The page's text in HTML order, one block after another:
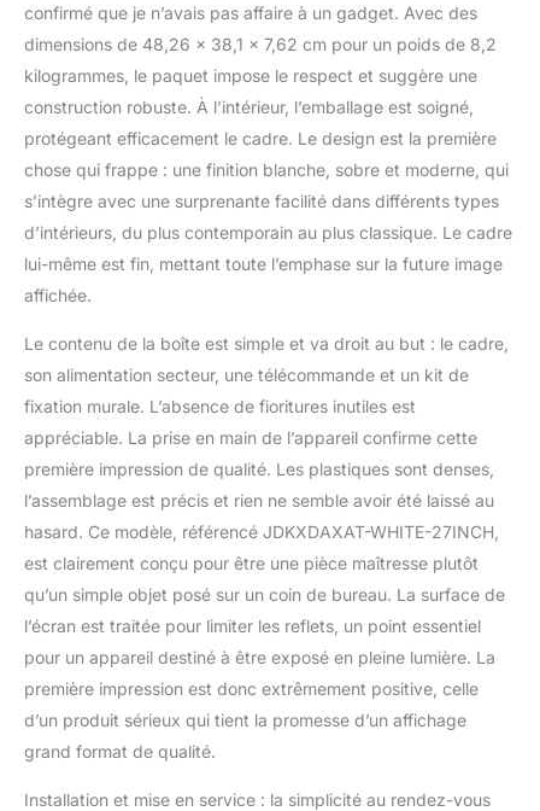
énergie et réduit la
consommation
d'énergie. Conception
Plug and Play : aucun
réglage compliqué n'est
requis, il suffit de
brancher l'alimentation,
d'insérer la clé USB ou la
carte SD et vous pouvez
l'utiliser immédiatement,
ce qui est pratique et
de tailles de 19 pouces à
32 pouces for répondre
à différents besoins
d'espace et d'affichage,
flexibles et modifiables.
Écran dur IPS haute
définition : utilisant la
technologie IPS, angle de
vision ultra large de 178
degrés, couleurs vives,
sens tridimensionnel fort
et effet d'affichage
exceptionnel.
confirmé que je n’avais pas affaire à un gadget. Avec des
dimensions de 48,26 x 38,1 x 7,62 cm pour un poids de 8,2
kilogrammes, le paquet impose le respect et suggère une
construction robuste. À l’intérieur, l’emballage est soigné,
protégeant efficacement le cadre. Le design est la première
chose qui frappe : une finition blanche, sobre et moderne, qui
s’intègre avec une surprenante facilité dans différents types
d’intérieurs, du plus contemporain au plus classique. Le cadre
lui-même est fin, mettant toute l’emphase sur la future image
affichée.
Le contenu de la boîte est simple et va droit au but : le cadre,
son alimentation secteur, une télécommande et un kit de
fixation murale. L’absence de fioritures inutiles est
appréciable. La prise en main de l’appareil confirme cette
première impression de qualité. Les plastiques sont denses,
l’assemblage est précis et rien ne semble avoir été laissé au
hasard. Ce modèle, référencé JDKXDAXAT-WHITE-27INCH,
est clairement conçu pour être une pièce maîtresse plutôt
qu’un simple objet posé sur un coin de bureau. La surface de
l’écran est traitée pour limiter les reflets, un point essentiel
pour un appareil destiné à être exposé en pleine lumière. La
première impression est donc extrêmement positive, celle
d’un produit sérieux qui tient la promesse d’un affichage
grand format de qualité.
Installation et mise en service : la simplicité au rendez-vous